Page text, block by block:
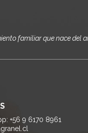
familiar que nace del
+56 9 6170 8961